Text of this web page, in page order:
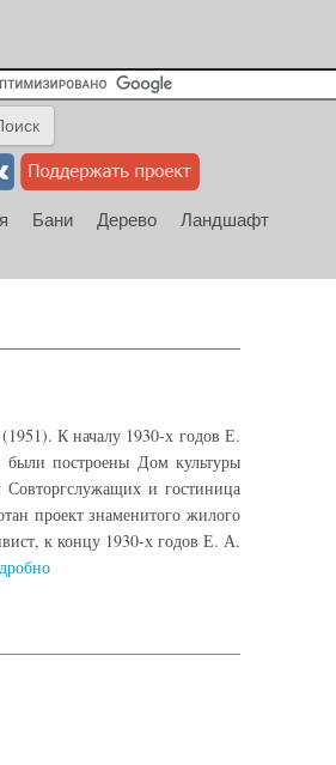
Бани Дерево
Ландшафт
К началу 1930-х годов Е.
построены Дом культуры
и гостиница
проект знаменитого жилого
к концу 1930-х годов Е. А.